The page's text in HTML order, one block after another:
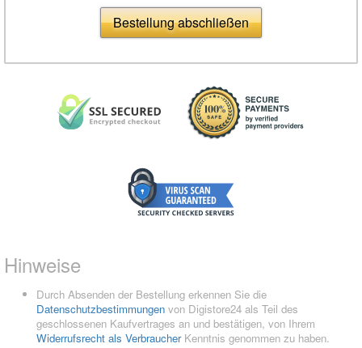
Bestellung abschließen
Hinweise
Durch Absenden der Bestellung erkennen Sie die
Datenschutzbestimmungen von Digistore24 als Teil des
geschlossenen Kaufvertrages an und bestätigen, von Ihrem
Widerrufsrecht als VerbraucherKenntnis genommen zu haben.